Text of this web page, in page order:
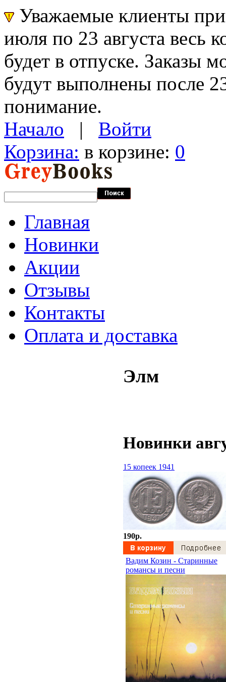
Уважаемые клиенты
июля по 23 августа весь
будет в отпуске. Заказы
будут выполнены после
понимание.
Начало | Войти
Корзина: в корзине: 0
Главная
Новинки
Акции
Отзывы
Контакты
Оплата и доставка
Элм
Новинки
15 копеек 1941
190p.
Вадим Козин - Старинные
романсы и песни